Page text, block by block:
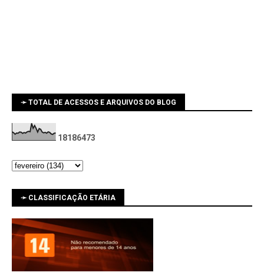
➛ TOTAL DE ACESSOS E ARQUIVOS DO BLOG
18186473
➛ CLASSIFICAÇÃO ETÁRIA